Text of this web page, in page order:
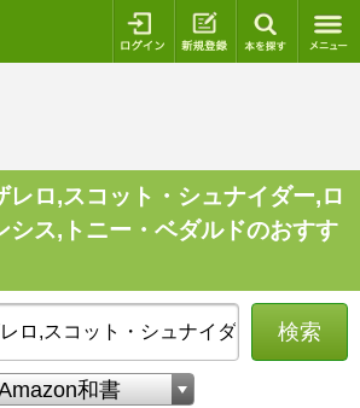
ログイン 新規登録
レロ,スコット・シュナイダー,ロ
シス,トニー・ベダルドのおすす
検索